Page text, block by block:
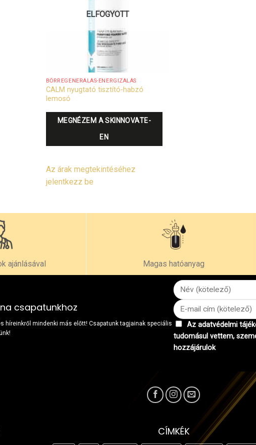
ELFOGYOTT
BŐRREGENERÁLÁS-ENERGIZÁLÁS
CALM nyugtató tisztító-habzó
lemosó
MEGNÉZEM A SKINNOVATE-
EN
Az árak megtekintéséhez
jelentkezz be
ajánlásával Magas hatóanyag
csapatunkhoz
híreinkről mindenki más előtt! Csapatunk tagjainak speciális
Az adatvédelmi
tudomásul vettem,
hozzájárulok
CÍMKÉK